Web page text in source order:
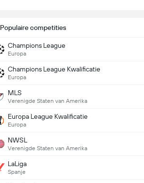
Populaire competities
Champions League
Europa
Champions League Kwalificatie
Europa
MLS
Verenigde Staten van Amerika
Europa League Kwalificatie
Europa
NWSL
Verenigde Staten van Amerika
LaLiga
Spanje